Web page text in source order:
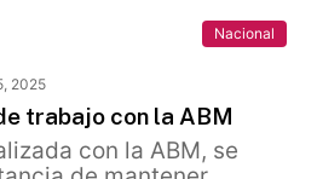
Nacional
2025
trabajo con la ABM
con la ABM, se